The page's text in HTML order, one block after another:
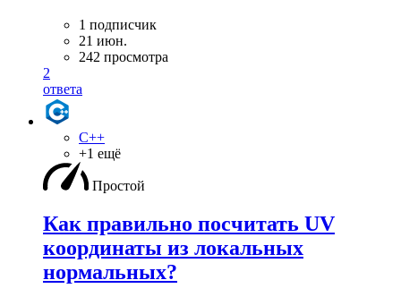
1 подписчик
21 июн.
242 просмотра
2
ответа
C++
+1 ещё
Простой
Как правильно посчитать UV
координаты из локальных
нормальных?